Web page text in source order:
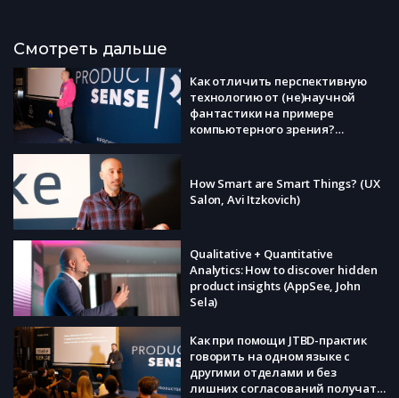
Смотреть дальше
Как отличить перспективную
технологию от (не)научной
фантастики на примере
компьютерного зрения?
How Smart are Smart Things? (UX
Salon, Avi Itzkovich)
Qualitative + Quantitative
Analytics: How to discover hidden
product insights (AppSee, John
Sela)
Как при помощи JTBD-практик
говорить на одном языке с
другими отделами и без
лишних согласований получать